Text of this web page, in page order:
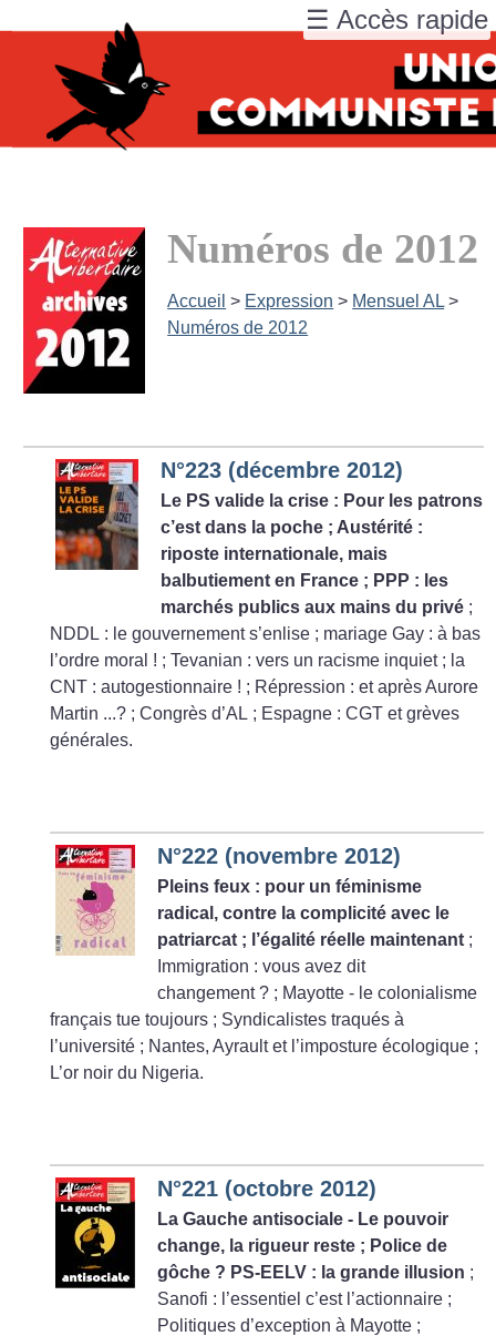
Numéros de 2012
Accueil > Expression > Mensuel AL >
Numéros de 2012
N°223 (décembre 2012)
Le PS valide la crise : Pour les patrons
c’est dans la poche ; Austérité :
riposte internationale, mais
balbutiement en France ; PPP : les
marchés publics aux mains du privé ;
NDDL : le gouvernement s’enlise ; mariage Gay : à bas
l’ordre moral ! ; Tevanian : vers un racisme inquiet ; la
CNT : autogestionnaire ! ; Répression : et après Aurore
Martin ...? ; Congrès d’AL ; Espagne : CGT et grèves
générales.
N°222 (novembre 2012)
Pleins feux : pour un féminisme
radical, contre la complicité avec le
patriarcat ; l’égalité réelle maintenant ;
Immigration : vous avez dit
changement ? ; Mayotte - le colonialisme
français tue toujours ; Syndicalistes traqués à
l’université ; Nantes, Ayrault et l’imposture écologique ;
L’or noir du Nigeria.
N°221 (octobre 2012)
La Gauche antisociale - Le pouvoir
change, la rigueur reste ; Police de
gôche ? PS-EELV : la grande illusion ;
Sanofi : l’essentiel c’est l’actionnaire ;
Politiques d’exception à Mayotte ;
☰ Accès rapide